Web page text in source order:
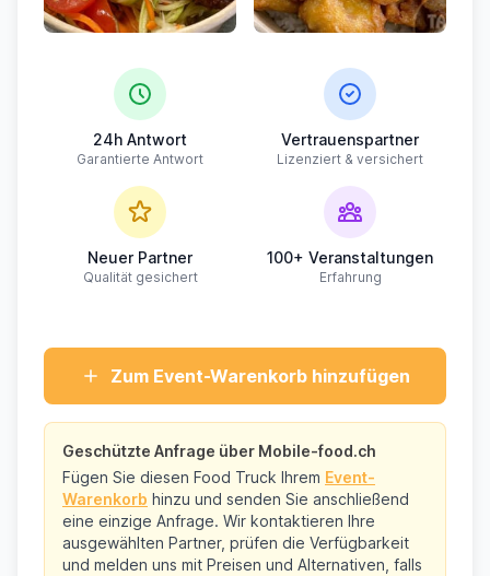
24h Antwort
Garantierte Antwort
Vertrauenspartner
Lizenziert & versichert
Neuer Partner
Qualität gesichert
100+ Veranstaltungen
Erfahrung
Zum Event-Warenkorb hinzufügen
Geschützte Anfrage über Mobile-food.ch
Fügen Sie diesen Food Truck Ihrem Event-
Warenkorb hinzu und senden Sie anschließend
eine einzige Anfrage. Wir kontaktieren Ihre
ausgewählten Partner, prüfen die Verfügbarkeit
und melden uns mit Preisen und Alternativen, falls